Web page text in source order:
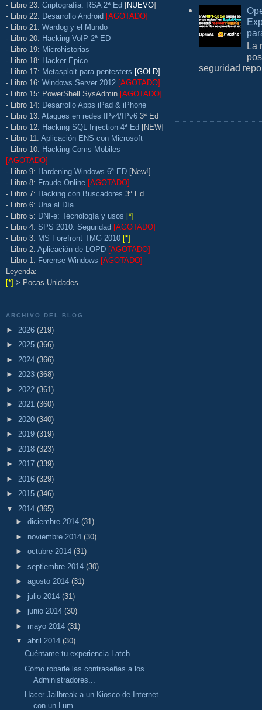
- Libro 23: Criptografía: RSA 2ª Ed [NUEVO]
- Libro 22: Desarrollo Android [AGOTADO]
- Libro 21: Wardog y el Mundo
- Libro 20: Hacking VoIP 2ª ED
- Libro 19: Microhistorias
- Libro 18: Hacker Épico
- Libro 17: Metasploit para pentesters [GOLD]
- Libro 16: Windows Server 2012 [AGOTADO]
- Libro 15: PowerShell SysAdmin [AGOTADO]
- Libro 14: Desarrollo Apps iPad & iPhone
- Libro 13: Ataques en redes IPv4/IPv6 3ª Ed
- Libro 12: Hacking SQL Injection 4ª Ed [NEW]
- Libro 11: Aplicación ENS con Microsoft
- Libro 10: Hacking Coms Mobiles
[AGOTADO]
- Libro 9: Hardening Windows 6ª ED [New!]
- Libro 8: Fraude Online [AGOTADO]
- Libro 7: Hacking con Buscadores 3ª Ed
- Libro 6: Una al Día
- Libro 5: DNI-e: Tecnología y usos [*]
- Libro 4: SPS 2010: Seguridad [AGOTADO]
- Libro 3: MS Forefront TMG 2010 [*]
- Libro 2: Aplicación de LOPD [AGOTADO]
- Libro 1: Forense Windows [AGOTADO]
Leyenda:
[*]-> Pocas Unidades
ARCHIVO DEL BLOG
► 2026 (219)
► 2025 (366)
► 2024 (366)
► 2023 (368)
► 2022 (361)
► 2021 (360)
► 2020 (340)
► 2019 (319)
► 2018 (323)
► 2017 (339)
► 2016 (329)
► 2015 (346)
▼ 2014 (365)
► diciembre 2014 (31)
► noviembre 2014 (30)
► octubre 2014 (31)
► septiembre 2014 (30)
► agosto 2014 (31)
► julio 2014 (31)
► junio 2014 (30)
► mayo 2014 (31)
▼ abril 2014 (30)
Cuéntame tu experiencia Latch
Cómo robarle las contraseñas a los
Administradores...
Hacer Jailbreak a un Kiosco de Internet
con un Lum...
La
seguridad